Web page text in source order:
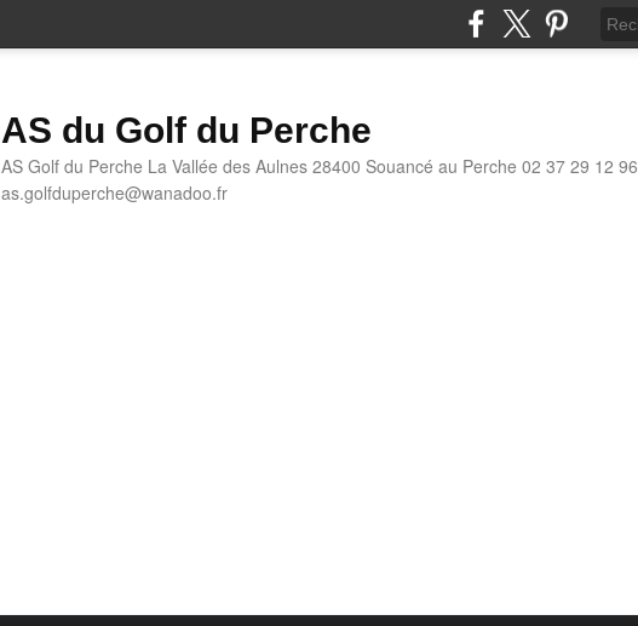
AS du Golf du Perche
AS Golf du Perche La Vallée des Aulnes 28400 Souancé au Perche 02 37 29 12 96
as.golfduperche@wanadoo.fr